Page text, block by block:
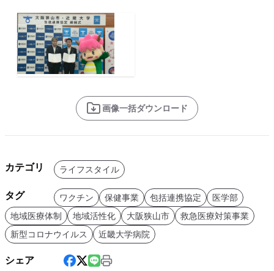
画像一括ダウンロード
カテゴリ ライフスタイル
タグ ワクチン 保健事業 包括連携協定
医学部
地域医療体制
地域活性化 大阪狭山市
救急医療対策事業
新型コロナウイルス
近畿大学病院
シェア